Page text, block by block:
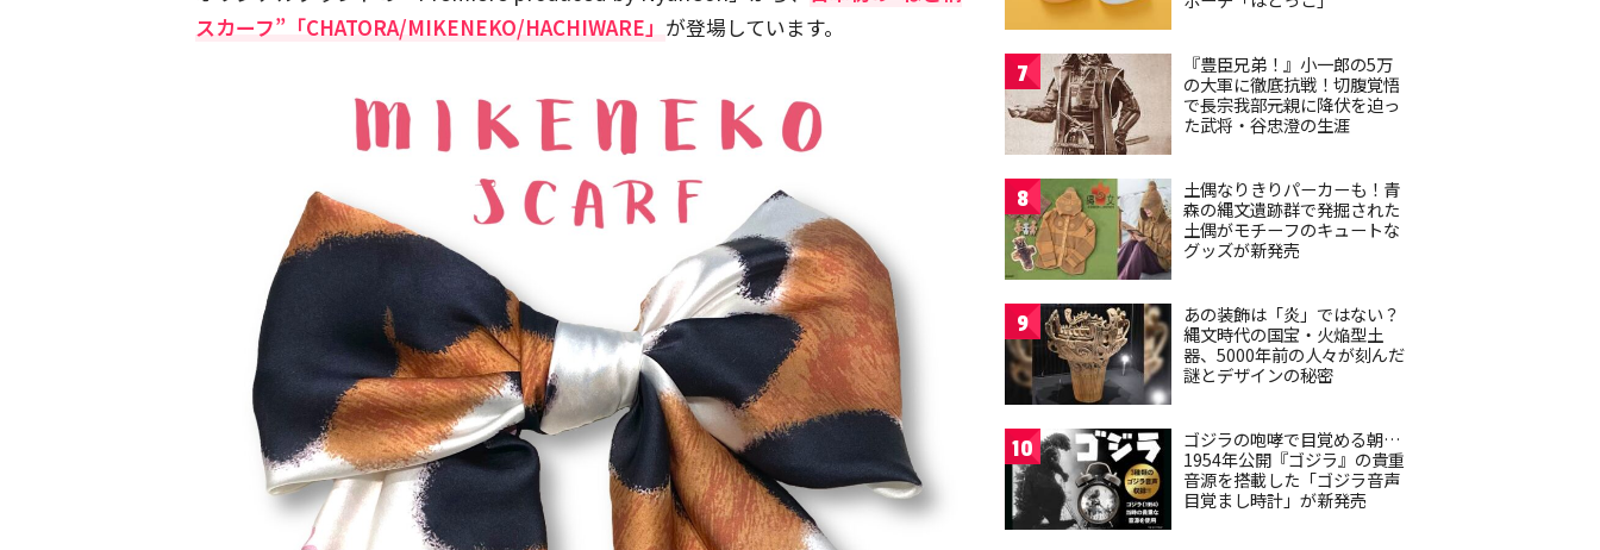
スカーフ”「CHATORA/MIKENEKO/HACHIWARE」 が登場しています。
7
『豊臣兄弟！』小一郎の5万
の大軍に徹底抗戦！切腹覚悟
で長宗我部元親に降伏を迫っ
た武将・谷忠澄の生涯
8
土偶なりきりパーカーも！青
森の縄文遺跡群で発掘された
土偶がモチーフのキュートな
グッズが新発売
9
あの装飾は「炎」ではない？
縄文時代の国宝・火焔型土
器、5000年前の人々が刻んだ
謎とデザインの秘密
10
ゴジラの咆哮で目覚める朝…
1954年公開『ゴジラ』の貴重
音源を搭載した「ゴジラ音声
目覚まし時計」が新発売